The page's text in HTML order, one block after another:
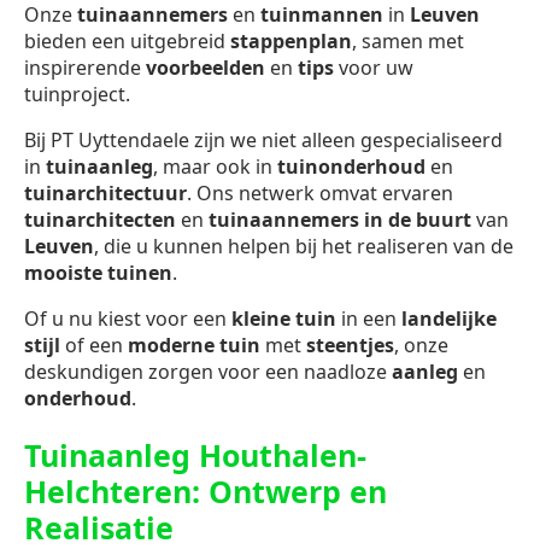
Onzetuinaannemers en tuinmannen in Leuven
bieden een uitgebreid stappenplan, samen met
inspirerendevoorbeelden en tipsvoor uw
tuinproject.
Bij PT Uyttendaele zijn we niet alleen gespecialiseerd
in tuinaanleg, maar ook in tuinonderhoud en
tuinarchitectuur. Ons netwerk omvat ervaren
tuinarchitecten en tuinaannemers in de buurtvan
Leuven, die u kunnen helpen bij het realiseren van de
mooiste tuinen.
Of u nu kiest voor een kleine tuin in een landelijke
stijl of een moderne tuin metsteentjes, onze
deskundigen zorgen voor een naadlozeaanleg en
onderhoud.
Tuinaanleg Houthalen-
Helchteren: Ontwerp en
Realisatie